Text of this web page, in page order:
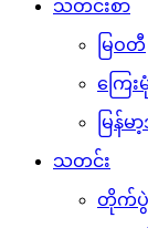
သတင်းစာ
မြဝတီ
ကြေး
မြန်
သတင်း
တိုက်ပွဲ